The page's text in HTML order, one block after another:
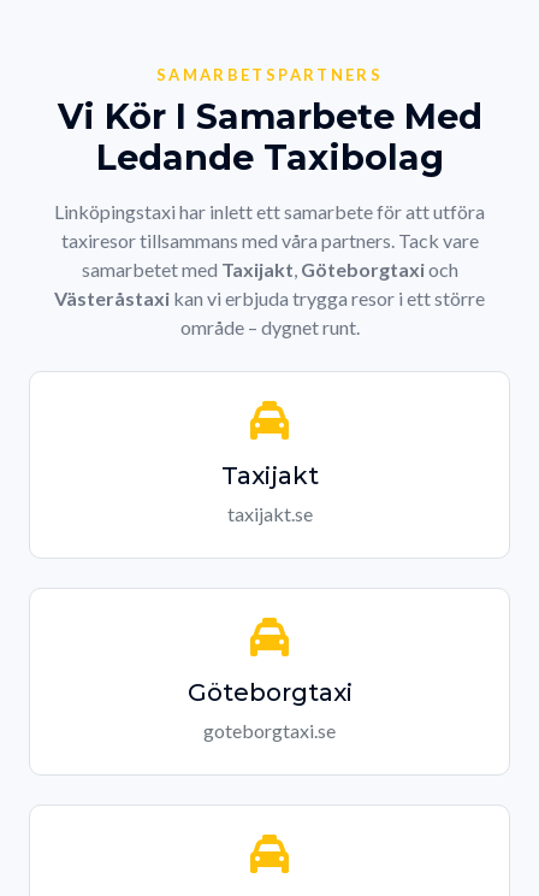
SAMARBETSPARTNERS
Vi Kör I Samarbete Med
Ledande Taxibolag
Linköpingstaxi har inlett ett samarbete för att utföra
taxiresor tillsammans med våra partners. Tack vare
samarbetet med Taxijakt, Göteborgtaxioch
Västeråstaxi kan vi erbjuda trygga resor i ett större
område – dygnet runt.
Taxijakt
taxijakt.se
Göteborgtaxi
goteborgtaxi.se